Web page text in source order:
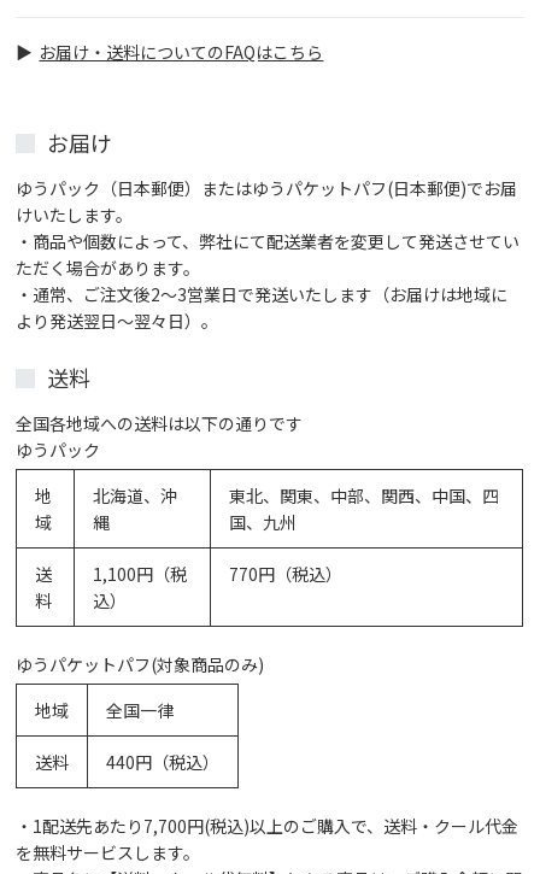
客ID取りまとめ希望」とお伝えいただくとスムーズで
お届け・送料についてのFAQはこちら
お届け
ゆうパック（日本郵便）またはゆうパケットパフ(日本郵便)でお届
けいたします。
・商品や個数によって、弊社にて配送業者を変更して発送させてい
ただく場合があります。
・通常、ご注文後2～3営業日で発送いたします（お届けは地域に
より発送翌日～翌々日）。
送料
全国各地域への送料は以下の通りです
ゆうパック
地
域
北海道、沖
縄
東北、関東、中部、関西、中国、四
国、九州
送
料
1,100円（税
込）
770円（税込）
ゆうパケットパフ(対象商品のみ)
地域
全国一律
送料 440円（税込）
・1配送先あたり7,700円(税込)以上のご購入で、送料・クール代金
を無料サービスします。